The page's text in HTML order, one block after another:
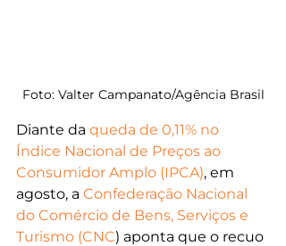
Foto: Valter Campanato/Agência Brasil
Diante da queda de 0,11% no
Índice Nacional de Preços ao
Consumidor Amplo (IPCA), em
agosto, a Confederação Nacional
do Comércio de Bens, Serviços e
Turismo (CNC) aponta que o recuo